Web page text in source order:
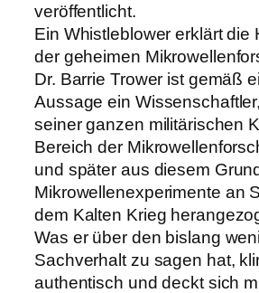
veröffentlicht.
Ein Whistleblower erklärt die
der geheimen
Dr. Barrie Trower ist gemäß
Aussage ein
seiner ganzen militärischen
Bereich der
und später aus diesem
Mikrowellenexperimente an
dem Kalten Krieg
Was er über den bislang
Sachverhalt zu sagen hat,
authentisch und deckt sich